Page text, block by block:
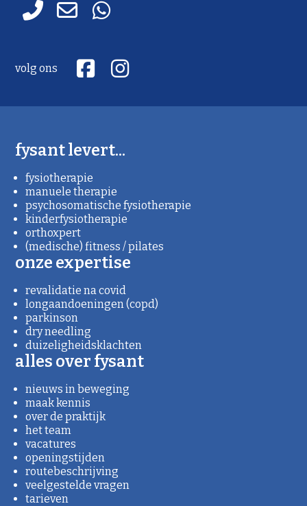
fysant levert...
fysiotherapie
manuele therapie
psychosomatische fysiotherapie
kinderfysiotherapie
orthoxpert
(medische) fitness / pilates
onze expertise
revalidatie na covid
longaandoeningen (copd)
parkinson
dry needling
duizeligheidsklachten
alles over fysant
nieuws in beweging
maak kennis
over de praktijk
het team
vacatures
openingstijden
routebeschrijving
veelgestelde vragen
tarieven